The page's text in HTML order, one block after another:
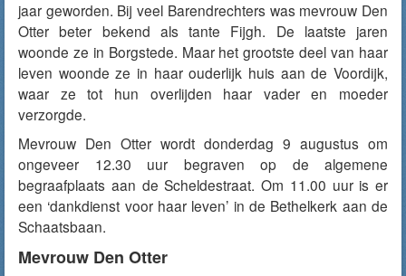
jaar geworden. Bij veel Barendrechters was mevrouw Den
Otter beter bekend als tante Fijgh. De laatste jaren
woonde ze in Borgstede. Maar het grootste deel van haar
leven woonde ze in haar ouderlijk huis aan de Voordijk,
waar ze tot hun overlijden haar vader en moeder
verzorgde.
Mevrouw Den Otter wordt donderdag 9 augustus om
ongeveer 12.30 uur begraven op de algemene
begraafplaats aan de Scheldestraat. Om 11.00 uur is er
een ‘dankdienst voor haar leven’ in de Bethelkerk aan de
Schaatsbaan.
Mevrouw Den Otter